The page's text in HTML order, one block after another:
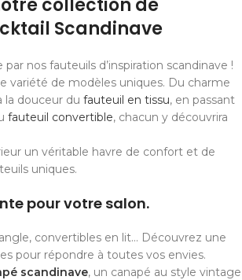
collection de
Scandinave
par nos fauteuils d’inspiration scandinave !
variété de modèles uniques. Du charme
la douceur du fauteuil en tissu, en passant
fauteuil convertible, chacun y découvrira
un véritable havre de confort et de
uniques.
pour votre salon.
convertibles en lit... Découvrez une
pour répondre à toutes vos envies.
scandinave, un canapé au style vintage